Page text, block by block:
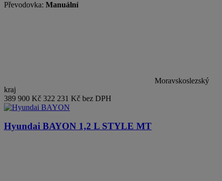
Převodovka: Manuální
Moravskoslezský
kraj
389 900 Kč 322 231 Kč bez DPH
Hyundai BAYON 1,2 L STYLE MT